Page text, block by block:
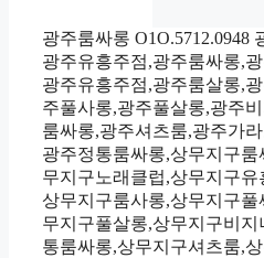
광주룸싸롱 O1O.5712.0948
광주유흥주점,광주룸싸롱,
광주유흥주점,광주룸살롱,
주풀사롱,광주풀살롱,광주
룸싸롱,광주셔츠룸,광주가
광주정통룸싸롱,상무지구
무지구노래클럽,상무지구
상무지구룸사롱,상무지구
무지구풀살롱,상무지구비
통룸싸롱,상무지구셔츠룸,